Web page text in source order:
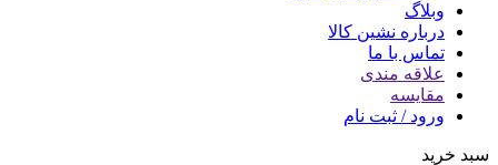
وبلاگ
درباره نشین کالا
تماس با ما
علاقه مندی
مقایسه
ورود / ثبت نام
سبد خرید